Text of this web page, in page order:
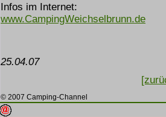
Infos im Internet:
www.CampingWeichselbrunn.de
25.04.07
© 2007 Camping-Channel